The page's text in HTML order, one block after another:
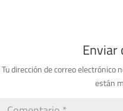
Enviar
Tu dirección de correo electrónico
están